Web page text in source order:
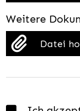
Weitere
Datei